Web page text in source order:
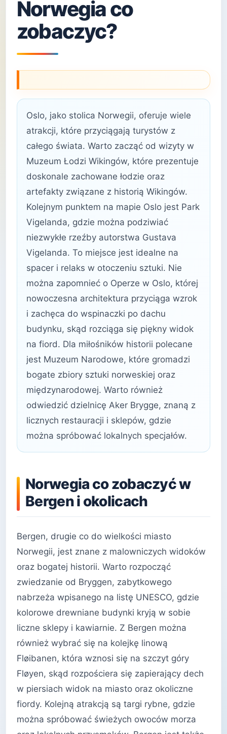
Norwegia co
zobaczyc?
Oslo, jako stolica Norwegii, oferuje wiele
atrakcji, które przyciągają turystów z
całego świata. Warto zacząć od wizyty w
Muzeum Łodzi Wikingów, które prezentuje
doskonale zachowane łodzie oraz
artefakty związane z historią Wikingów.
Kolejnym punktem na mapie Oslo jest Park
Vigelanda, gdzie można podziwiać
niezwykłe rzeźby autorstwa Gustava
Vigelanda. To miejsce jest idealne na
spacer i relaks w otoczeniu sztuki. Nie
można zapomnieć o Operze w Oslo, której
nowoczesna architektura przyciąga wzrok
i zachęca do wspinaczki po dachu
budynku, skąd rozciąga się piękny widok
na fiord. Dla miłośników historii polecane
jest Muzeum Narodowe, które gromadzi
bogate zbiory sztuki norweskiej oraz
międzynarodowej. Warto również
odwiedzić dzielnicę Aker Brygge, znaną z
licznych restauracji i sklepów, gdzie
można spróbować lokalnych specjałów.
Norwegia co zobaczyć w
Bergen i okolicach
Bergen, drugie co do wielkości miasto
Norwegii, jest znane z malowniczych widoków
oraz bogatej historii. Warto rozpocząć
zwiedzanie od Bryggen, zabytkowego
nabrzeża wpisanego na listę UNESCO, gdzie
kolorowe drewniane budynki kryją w sobie
liczne sklepy i kawiarnie. Z Bergen można
również wybrać się na kolejkę linową
Fløibanen, która wznosi się na szczyt góry
Fløyen, skąd rozpościera się zapierający dech
w piersiach widok na miasto oraz okoliczne
fiordy. Kolejną atrakcją są targi rybne, gdzie
można spróbować świeżych owoców morza